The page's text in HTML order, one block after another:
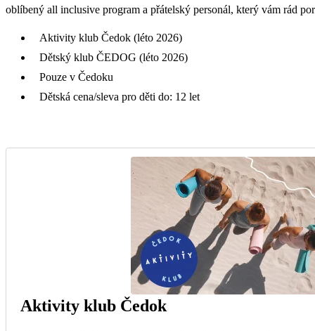
oblíbený all inclusive program a přátelský personál, který vám rád
Aktivity klub Čedok (léto 2026)
Dětský klub ČEDOG (léto 2026)
Pouze v Čedoku
Dětská cena/sleva pro děti do: 12 let
Aktivity klub Čedok